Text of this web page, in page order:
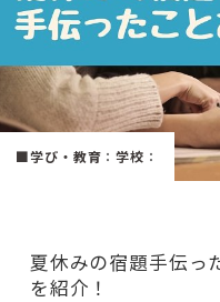
「場」
HAREL
「モノ」
■学び・教育 ：学校 ：
夏休みの宿題手伝っ
を紹介！